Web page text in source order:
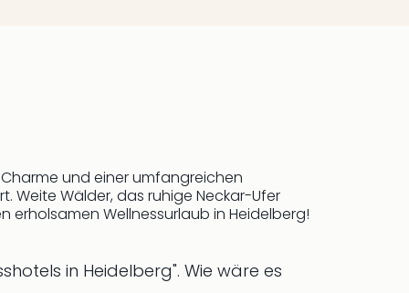
und einer umfangreichen
Weite Wälder, das ruhige Neckar-Ufer
erholsamen Wellnessurlaub in Heidelberg!
in Heidelberg". Wie wäre es